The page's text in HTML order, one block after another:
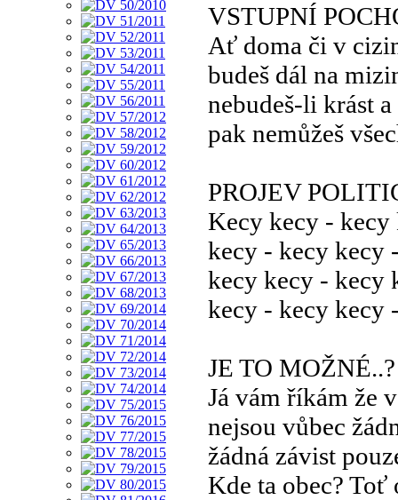
VSTUPNÍ
Ať doma či v
budeš dál na
nebudeš-li krást
pak nemůžeš
PROJEV
Kecy kecy - kecy
kecy - kecy kecy
kecy kecy - kecy
kecy - kecy kecy
JE TO MOŽNÉ..?
Já vám říkám že
nejsou vůbec
žádná závist
Kde ta obec? Toť